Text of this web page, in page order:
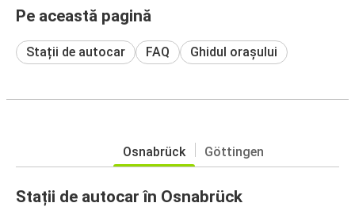
Pe această pagină
Stații de autocar FAQ Ghidul orașului
Osnabrück Göttingen
Stații de autocar în Osnabrück